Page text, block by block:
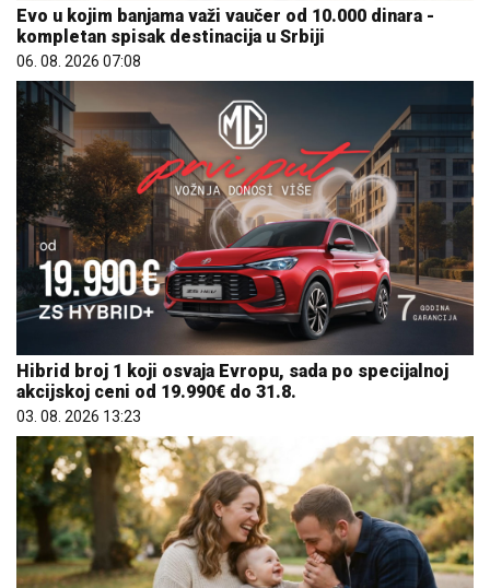
Evo u kojim banjama važi vaučer od 10.000 dinara -
kompletan spisak destinacija u Srbiji
06. 08. 2026 07:08
Hibrid broj 1 koji osvaja Evropu, sada po specijalnoj
akcijskoj ceni od 19.990€ do 31.8.
03. 08. 2026 13:23